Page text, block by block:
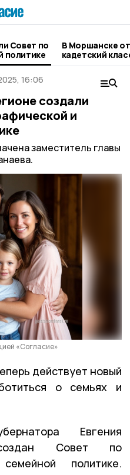
Совет по
политике
В Моршанске
кадетский
комитета
16:06
создали
и
заместитель главы
«Согласие»
действует новый
о семьях и
Евгения
Совет по
политике.